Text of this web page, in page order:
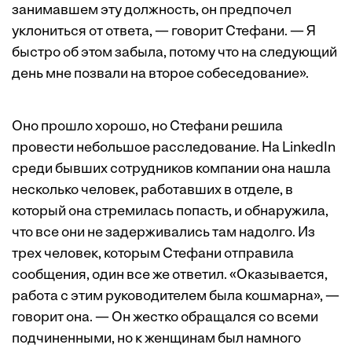
занимавшем эту должность, он предпочел
уклониться от ответа, — говорит Стефани. — Я
быстро об этом забыла, потому что на следующий
день мне позвали на второе собеседование».
Оно прошло хорошо, но Стефани решила
провести небольшое расследование. На LinkedIn
среди бывших сотрудников компании она нашла
несколько человек, работавших в отделе, в
который она стремилась попасть, и обнаружила,
что все они не задерживались там надолго. Из
трех человек, которым Стефани отправила
сообщения, один все же ответил. «Оказывается,
работа с этим руководителем была кошмарна», —
говорит она. — Он жестко обращался со всеми
подчиненными, но к женщинам был намного